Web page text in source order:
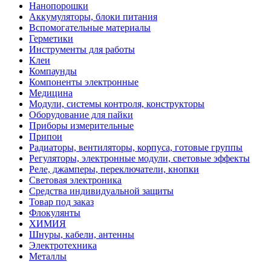
Нанопорошки
Аккумуляторы, блоки питания
Вспомогательные материалы
Герметики
Инструменты для работы
Клеи
Компаунды
Компоненты электронные
Медицина
Модули, системы контроля, конструкторы
Оборудование для пайки
Приборы измерительные
Припои
Радиаторы, вентиляторы, корпуса, готовые группы
Регуляторы, электронные модули, световые эффекты
Реле, джамперы, переключатели, кнопки
Световая электроника
Средства индивидуальной защиты
Товар под заказ
Флокулянты
ХИМИЯ
Шнуры, кабели, антенны
Электротехника
Металлы